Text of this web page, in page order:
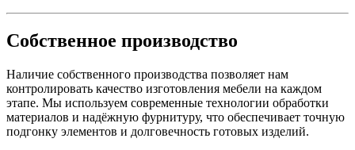
Собственное производство
Наличие собственного производства позволяет нам
контролировать качество изготовления мебели на каждом
этапе. Мы используем современные технологии обработки
материалов и надёжную фурнитуру, что обеспечивает точную
подгонку элементов и долговечность готовых изделий.